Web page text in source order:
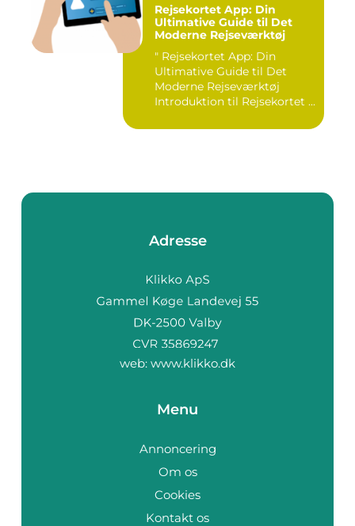
Rejsekortet App: Din
Ultimative Guide til Det
Moderne Rejseværktøj
" Rejsekortet App: Din
Ultimative Guide til Det
Moderne Rejseværktøj
Introduktion til Rejsekortet ...
Adresse
web: www.klikko.dk
Menu
Annoncering
Om os
Cookies
Kontakt os